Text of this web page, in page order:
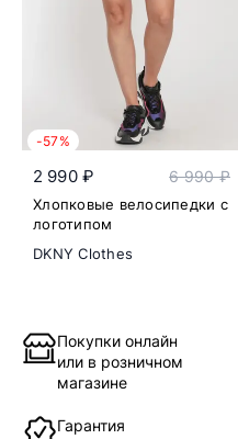
-57%
2 990 ₽ 6 990 ₽
Хлопковые велосипедки с
логотипом
DKNY Clothes
Покупки онлайн
или в розничном
магазине
Гарантия